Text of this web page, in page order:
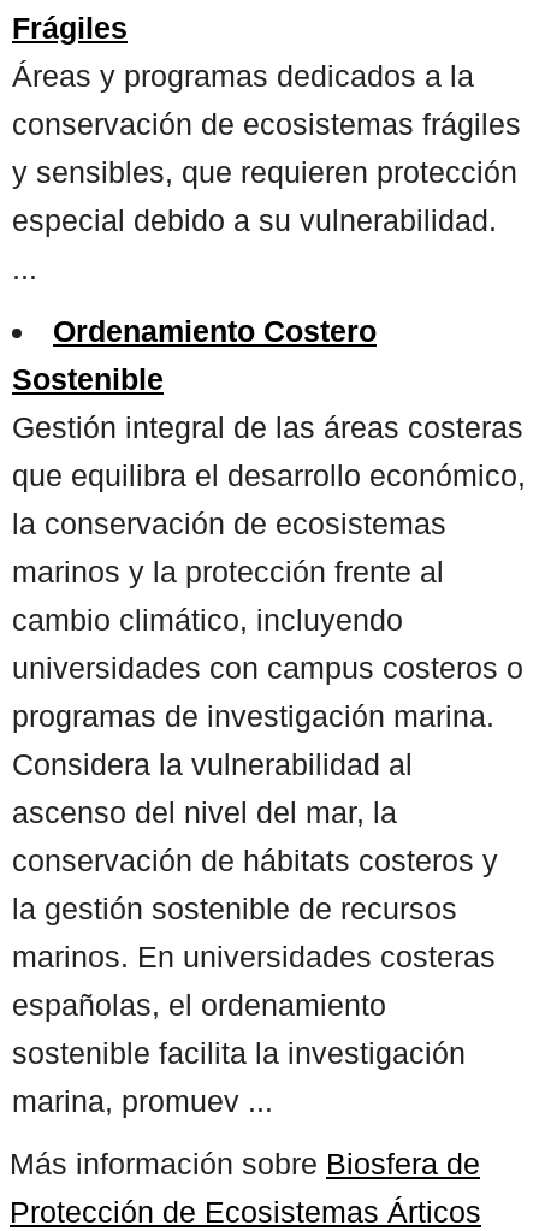
Frágiles
Áreas y programas dedicados a la
conservación de ecosistemas frágiles
y sensibles, que requieren protección
especial debido a su vulnerabilidad.
...
Ordenamiento Costero
Sostenible
Gestión integral de las áreas costeras
que equilibra el desarrollo económico,
la conservación de ecosistemas
marinos y la protección frente al
cambio climático, incluyendo
universidades con campus costeros o
programas de investigación marina.
Considera la vulnerabilidad al
ascenso del nivel del mar, la
conservación de hábitats costeros y
la gestión sostenible de recursos
marinos. En universidades costeras
españolas, el ordenamiento
sostenible facilita la investigación
marina, promuev ...
Más información sobre Biosfera de
Protección de Ecosistemas Árticos